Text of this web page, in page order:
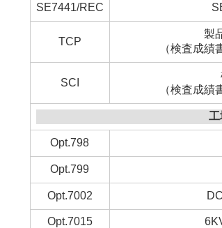
SE7441/REC
TCP
製
（検査成績
SCI
（検査成績
Opt.798
Opt.799
Opt.7002
Opt.7015